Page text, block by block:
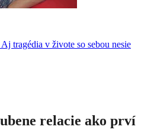
tragédia v živote so sebou nesie
relacie ako prví